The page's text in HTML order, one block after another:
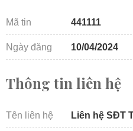
Mã tin 441111
Ngày đăng 10/04/2024
Thông tin liên hệ
Tên liên hệ Liên hệ SĐT